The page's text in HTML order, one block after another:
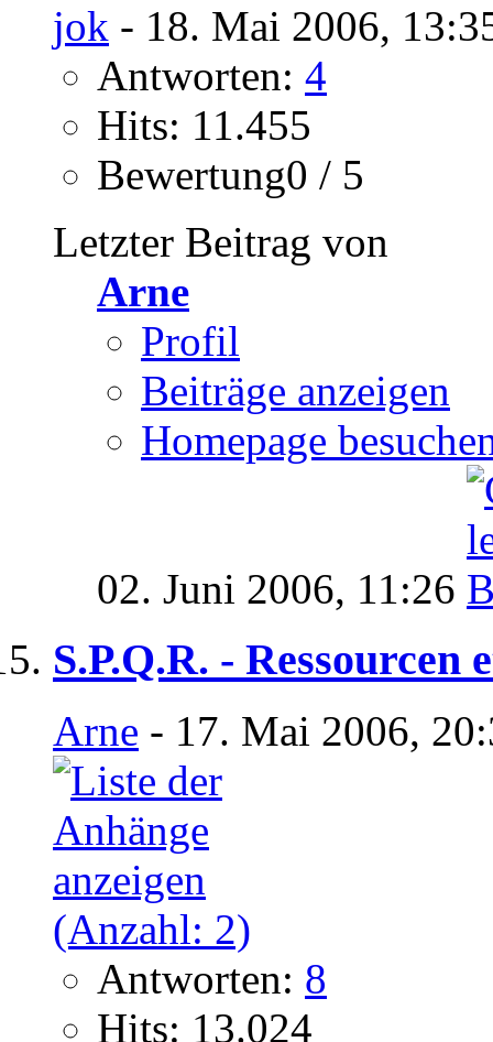
jok - 18. Mai 2006,
Antworten: 4
Hits: 11.455
Bewertung0 / 5
Letzter Beitrag von
Arne
Profil
Beiträge anzeigen
Homepage
02. Juni 2006, 11:26
S.P.Q.R. - Ressourcen
Arne - 17. Mai 2006,
Antworten: 8
Hits: 13.024